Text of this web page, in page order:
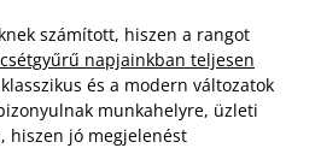
számított, hiszen a rangot
napjainkban teljesen
és a modern változatok
munkahelyre, üzleti
hiszen jó megjelenést